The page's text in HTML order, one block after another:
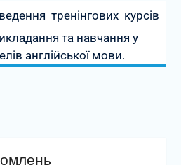
тренінгових курсів
та навчання у
англійської мови.